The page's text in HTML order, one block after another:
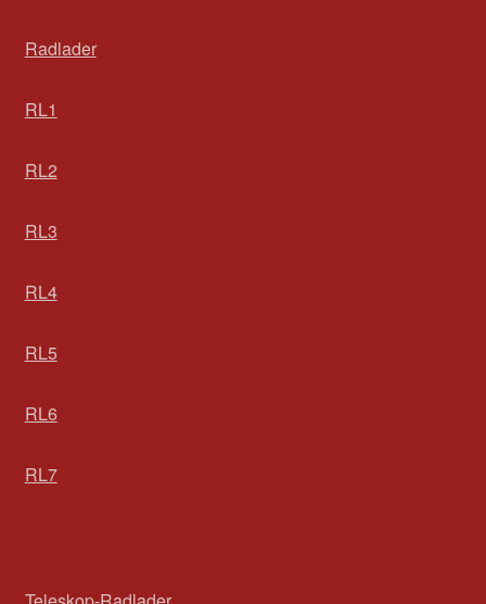
Radlader
RL1
RL2
RL3
RL4
RL5
RL6
RL7